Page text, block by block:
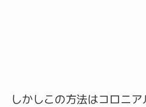
しかしこの方法はコロニ